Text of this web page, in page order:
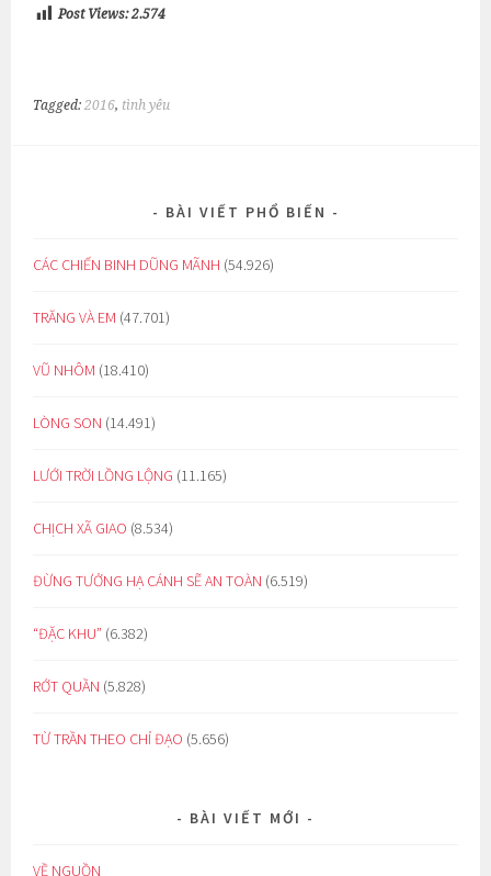
Post Views: 2.574
Tagged:2016, tình yêu
BÀI VIẾT PHỔ BIẾN
CÁC CHIẾN BINH DŨNG MÃNH (54.926)
TRĂNG VÀ EM (47.701)
VŨ NHÔM (18.410)
LÒNG SON (14.491)
LƯỚI TRỜI LỒNG LỘNG (11.165)
CHỊCH XÃ GIAO (8.534)
ĐỪNG TƯỞNG HẠ CÁNH SẼ AN TOÀN (6.519)
“ĐẶC KHU” (6.382)
RỚT QUẦN (5.828)
TỪ TRẦN THEO CHỈ ĐẠO (5.656)
BÀI VIẾT MỚI
VỀ NGUỒN